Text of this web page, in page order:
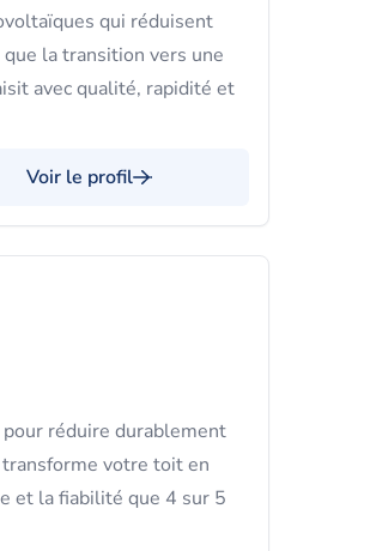
qui réduisent
la transition vers une
avec qualité, rapidité et
Voir le profil
réduire durablement
votre toit en
et la fiabilité que 4 sur 5